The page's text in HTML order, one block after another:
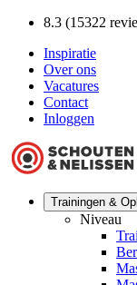
8.3 (15322
Inspiratie
Over ons
Vacatures
Contact
Inloggen
Trainingen &
Niveau